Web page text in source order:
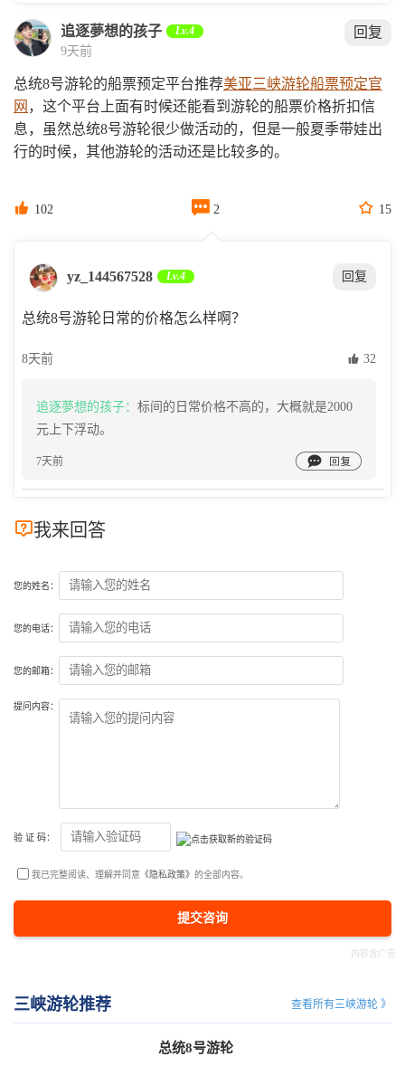
追逐夢想的孩子 Lv.4
9天前
回复
总统8号游轮的船票预定平台推荐美亚三峡游轮船票预定官
网 ，这个平台上面有时候还能看到游轮的船票价格折扣信
息，虽然总统8号游轮很少做活动的，但是一般夏季带娃出
行的时候，其他游轮的活动还是比较多的。
 102  2  15
yz_144567528 Lv.4 回复
总统8号游轮日常的价格怎么样啊？
8天前  32
追逐夢想的孩子： 标间的日常价格不高的，大概就是2000
元上下浮动。
7天前 
我来回答
您的姓名：
您的电话：
您的邮箱：
提问内容：
验 证 码：
我已完整阅读、理解并同意 《隐私政策》 的全部内容。
提交咨询
三峡游轮推荐 查看所有三峡游轮 》
总统8号游轮